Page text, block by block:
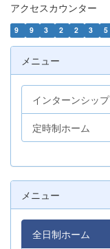
アクセスカウンター
9 9 3 2 2 3 5
メニュー
インターンシップ
定時制ホーム
メニュー
全日制ホーム